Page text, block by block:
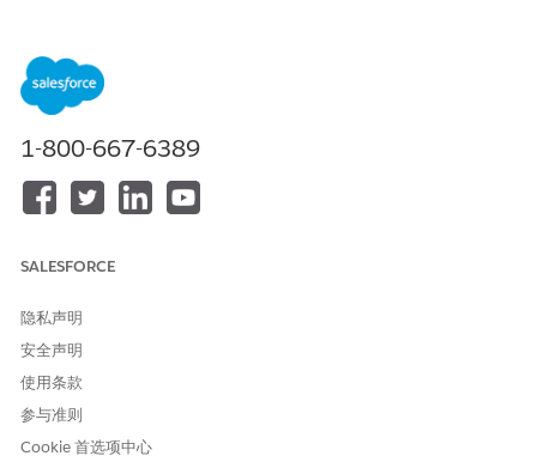
1-800-667-6389
SALESFORCE
隐私声明
安全声明
使用条款
参与准则
Cookie 首选项中心